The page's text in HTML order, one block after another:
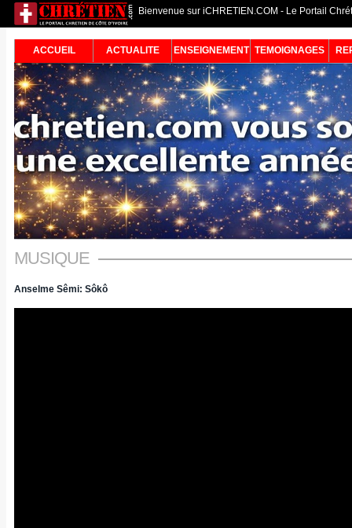
Bienvenue sur iCHRETIEN.COM - Le Portail
ACCUEIL ACTUALITE ENSEIGNEMENT TEMOIGNAGES
MUSIQUE
Anselme Sêmi: Sôkô